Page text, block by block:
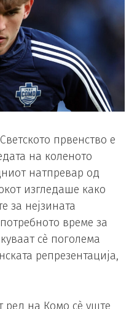
првенство е
на коленото
натпревар од
изгледаше како
за нејзината
време за
сè поголема
репрезентација,
ред на Комо сè уште